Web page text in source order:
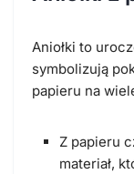
Aniołki to
symbolizują
papieru na
Z papieru
materiał,